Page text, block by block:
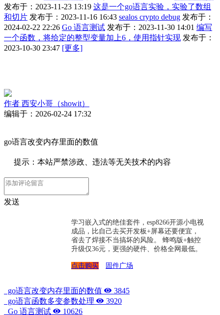
发布于：2023-11-23 13:19 这是一个go语言实验，实验了数组
和切片 发布于：2023-11-16 16:43 sealos crypto debug 发布于：
2024-02-22 22:26 Go 语言测试 发布于：2023-11-30 14:01 编写
一个函数，将给定的整型变量加上6，使用指针实现 发布于：
2023-10-30 23:47 [更多]
作者 西安小哥（showit）
编辑于：2026-02-24 17:32
go语言改变内存里面的数值
提示：本站严禁涉政、违法等无关技术的内容
发送
学习嵌入式的绝佳套件，esp8266开源小电视
成品，比自己去买开发板+屏幕还要便宜，
省去了焊接不当搞坏的风险。 蜂鸣版+触控
升级仅36元，更强的硬件、价格全网最低。
点击购买 固件广场
go语言改变内存里面的数值
3845
go语言函数多变参数处理
3920
Go 语言测试
10626